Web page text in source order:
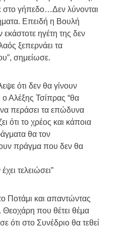
στο γήπεδο…Δεν λύνονται
Επειδή η Βουλή
εκάστοτε ηγέτη της δεν
ξεπερνάει τα
σημείωσε.
ότι δεν θα γίνουν
ο Αλέξης Τσίπρας “θα
περάσει τα επώδυνα
ότι το χρέος και κάποια
θα τον
πράγμα που δεν θα
τελειώσει”
Ποτάμι και απαντώντας
Θεοχάρη που θέτει θέμα
ότι στο Συνέδριο θα τεθεί